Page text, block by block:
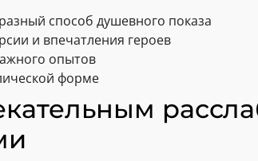
способ душевного показа
и впечатления героев
опытов
форме